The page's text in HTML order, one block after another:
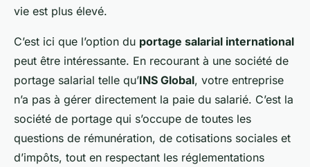
vie est plus élevé.
C’est ici que l’option du portage salarial international
peut être intéressante. En recourant à une société de
portage salarial telle qu’INS Global, votre entreprise
n’a pas à gérer directement la paie du salarié. C’est la
société de portage qui s’occupe de toutes les
questions de rémunération, de cotisations sociales et
d’impôts, tout en respectant les réglementations